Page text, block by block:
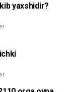
yaxshidir?